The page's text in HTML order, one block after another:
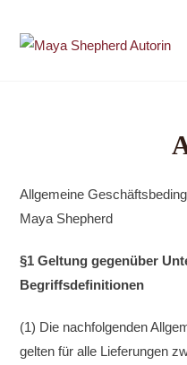
Inhalt
springen
Allgemeine
Maya Shepherd
§1 Geltung gegenüber
Begriffsdefinitionen
(1) Die nachfolgenden
gelten für alle Lieferungen